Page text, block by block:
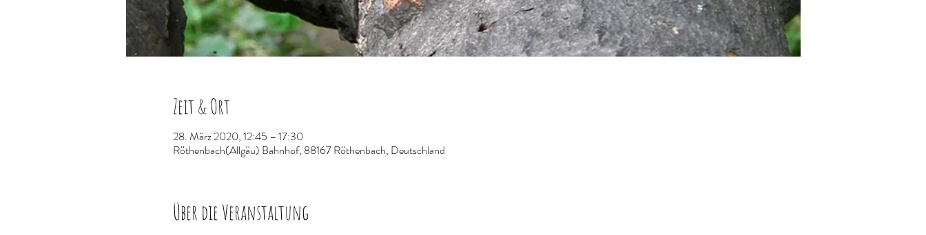
Zeit & Ort
28. März 2020, 12:45 – 17:30
Röthenbach(Allgäu) Bahnhof, 88167 Röthenbach, Deutschland
Über die Veranstaltung